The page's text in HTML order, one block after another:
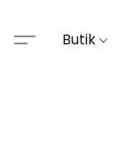
Butik